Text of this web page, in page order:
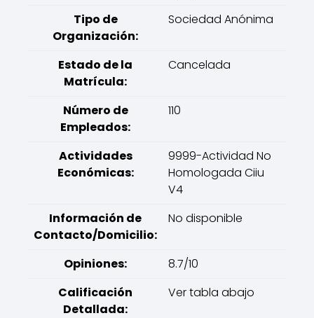
Tipo de
Organización:
Sociedad Anónima
Estado de la
Matrícula:
Cancelada
Número de
Empleados:
110
Actividades
Económicas:
9999-Actividad No
Homologada Ciiu
V4
Información de
Contacto/Domicilio:
No disponible
Opiniones:
8.7/10
Calificación
Detallada:
Ver tabla abajo